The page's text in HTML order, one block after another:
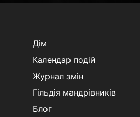
Дім
Календар подій
Журнал змін
Гільдія мандрівників
Блог